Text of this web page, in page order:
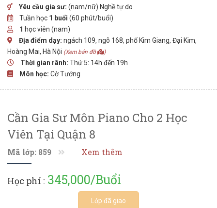
Yêu cầu gia sư: (nam/nữ) Nghề tự do
Tuần học 1 buổi (60 phút/buổi)
1 học viên (nam)
Địa điểm dạy: ngách 109, ngõ 168, phố Kim Giang, Đại Kim,
Hoàng Mai, Hà Nội (Xem bản đồ )
Thời gian rãnh: Thứ 5: 14h đến 19h
Môn học: Cờ Tướng
Cần Gia Sư Môn Piano Cho 2 Học
Viên Tại Quận 8
Mã lớp: 859 Xem thêm
Học phí : 345,000/Buổi
Lớp đã giao